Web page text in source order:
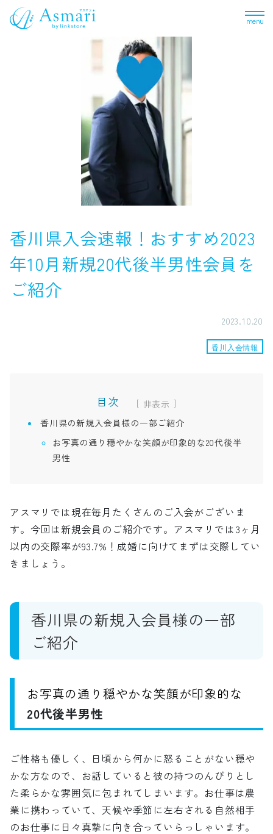
menu
香川県入会速報！おすすめ2023
年10月新規20代後半男性会員を
ご紹介
2023.10.20
香川入会情報
目次 [
]
香川県の新規入会員様の一部ご紹介
お写真の通り穏やかな笑顔が印象的な20代後半
男性
アスマリでは現在毎月たくさんのご入会がございま
す。今回は新規会員のご紹介です。アスマリでは3ヶ月
以内の交際率が93.7%！成婚に向けてまずは交際してい
きましょう。
香川県の新規入会員様の一部
ご紹介
お写真の通り穏やかな笑顔が印象的な
20代後半男性
ご性格も優しく、日頃から何かに怒ることがない穏や
かな方なので、お話していると彼の持つのんびりとし
た柔らかな雰囲気に包まれてしまいます。お仕事は農
業に携わっていて、天候や季節に左右される自然相手
のお仕事に日々真摯に向き合っていらっしゃいます。